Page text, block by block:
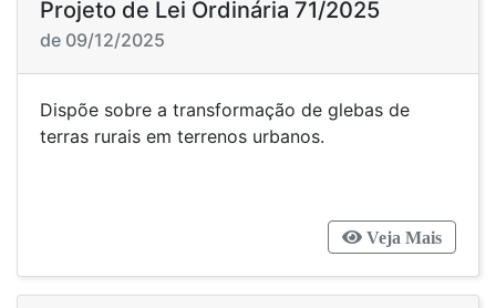
Projeto de Lei Ordinária 71/2025
de 09/12/2025
Dispõe sobre a transformação de glebas de
terras rurais em terrenos urbanos.
Veja Mais